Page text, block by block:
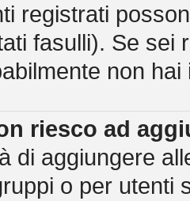
registrati
fasulli). Se sei
non hai
riesco ad
di aggiungere
o per utenti